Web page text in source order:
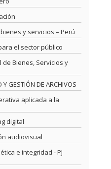
y servicios – Perú
el sector público
Bienes, Servicios y
GESTIÓN DE ARCHIVOS
aplicada a la
digital
audiovisual
e integridad - PJ